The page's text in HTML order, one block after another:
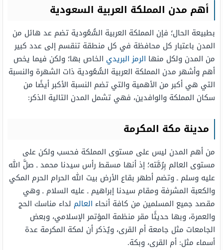
أهم مدن المملكة العربية السعودية
بطبيعة الحال؛ فإن المملكة العربية السُّعُودية تضم عد هائل من
المدن باعتبار كل محافظة في كل منطقة تنقسم إلى عدد كبير
من المدن ولكل منها الرمز البريدي الخاص بها؛ ولكن فيما يخص
أهم وأشهر مدن المملكة العربية السُّعُودية ذات الشهرة والنسبة
التي هي أكبر من الأهمية والتي تضم النسبة الأكبر أيضًا من
سكان المملكة والوافدين، فهي تشمل المدن التالية الذكر:
مدينة مكة المكرمة
من أهم المدن ليس على مستوى المملكة فحسب ولكن على
مستوى العالم بِرُمَّته؛ إذ أنها مسقط رأس سيدنا محمد ـ صلَّ الله
عليه وسلم ـ وتضم أطهر بقاع الأرض بيت الله الحرام الحرم المكي
والكعبة المشرفة ومقام سيدنا إبراهيم ـ عليه السلام ـ وهي
مقصد جميع المسلمين من كافة أنحاء العالم لداء مناسك الحج
والعمرة، وبها حديثًا مقر منظمة المؤتمر الإسلامي، وبعض
الجامعات مثل جامعة أم القرى، ويُذكر أن لمكة المكرمة عدة
أسماء مثل: أم القرى، وبكة.